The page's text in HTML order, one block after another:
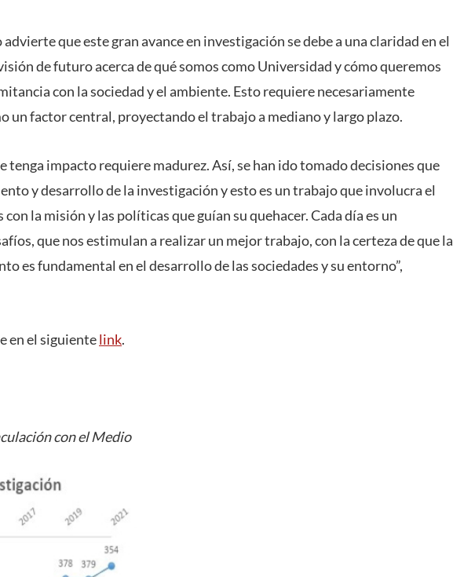
que este gran avance en investigación se debe a una claridad en el
de futuro acerca de qué somos como Universidad y cómo queremos
con la sociedad y el ambiente. Esto requiere necesariamente
un factor central, proyectando el trabajo a mediano y largo plazo.
tenga impacto requiere madurez. Así, se han ido tomado decisiones que
y desarrollo de la investigación y esto es un trabajo que involucra el
la misión y las políticas que guían su quehacer. Cada día es un
que nos estimulan a realizar un mejor trabajo, con la certeza de que la
es fundamental en el desarrollo de las sociedades y su entorno”,
en el siguientelink.
con el Medio